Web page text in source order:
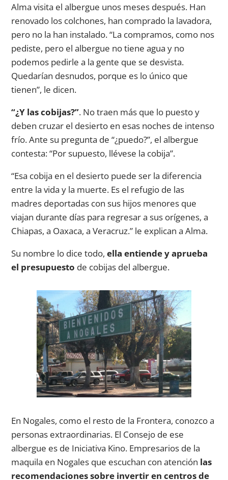
Alma visita el albergue unos meses después. Han
renovado los colchones, han comprado la lavadora,
pero no la han instalado. “La compramos, como nos
pediste, pero el albergue no tiene agua y no
podemos pedirle a la gente que se desvista.
Quedarían desnudos, porque es lo único que
tienen”, le dicen.
“¿Y las cobijas?”. No traen más que lo puesto y
deben cruzar el desierto en esas noches de intenso
frío. Ante su pregunta de “¿puedo?”, el albergue
contesta: “Por supuesto, llévese la cobija”.
“Esa cobija en el desierto puede ser la diferencia
entre la vida y la muerte. Es el refugio de las
madres deportadas con sus hijos menores que
viajan durante días para regresar a sus orígenes, a
Chiapas, a Oaxaca, a Veracruz.” le explican a Alma.
Su nombre lo dice todo,ella entiende y aprueba
el presupuesto de cobijas del albergue.
En Nogales, como el resto de la Frontera, conozco a
personas extraordinarias. El Consejo de ese
albergue es de Iniciativa Kino. Empresarios de la
maquila en Nogales que escuchan con atención las
recomendaciones sobre invertir en centros de